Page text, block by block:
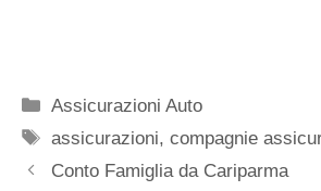
Categorie
Assicurazioni Auto
Tag
assicurazioni,compagnie
Conto Famiglia da Cariparma